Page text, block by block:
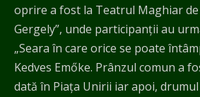
oprire a fost la Teatrul Maghiar de
Gergely”, unde participanții au
„Seara în care orice se poate
Kedves Emőke. Prânzul comun a
dată în Piaţa Unirii iar apoi,